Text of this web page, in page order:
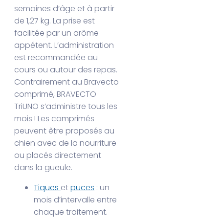
semaines d’âge et à partir
de 1,27 kg. La prise est
facilitée par un arôme
appétent. L’administration
est recommandée au
cours ou autour des repas.
Contrairement au Bravecto
comprimé, BRAVECTO
TriUNO s’administre tous les
mois ! Les comprimés
peuvent être proposés au
chien avec de la nourriture
ou placés directement
dans la gueule.
Tiques etpuces : un
mois d’intervalle entre
chaque traitement.